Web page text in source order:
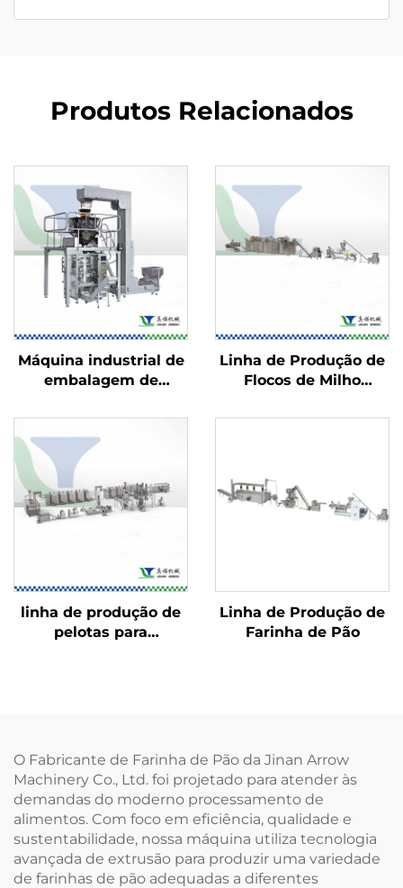
Produtos Relacionados
Máquina industrial de
embalagem de
Linha de Produção de
Flocos de Milho
Salgadinhos
linha de produção de
pelotas para
Linha de Produção de
Farinha de Pão
O Fabricante de Farinha de Pão da Jinan Arrow
Machinery Co., Ltd. foi projetado para atender às
demandas do moderno processamento de
alimentos. Com foco em eficiência, qualidade e
sustentabilidade, nossa máquina utiliza tecnologia
avançada de extrusão para produzir uma variedade
de farinhas de pão adequadas a diferentes